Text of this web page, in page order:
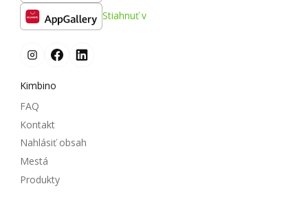
Stiahnuť v
Kimbino
FAQ
Kontakt
Nahlásiť obsah
Mestá
Produkty